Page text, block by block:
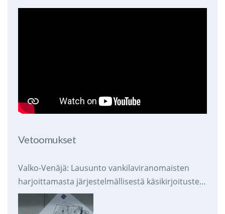
Vetoomukset
Valko-Venäjä: Lausunto vankilaviranomaisten
harjoittamasta järjestelmällisestä käsikirjoitusten
takavarikoinnista ja tuhoamisesta